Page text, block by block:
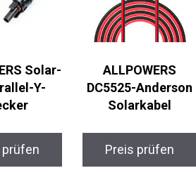
Solar-
Y-
prüfen
ALLPOWERS
DC5525-Anderson
Solarkabel
Preis prüfen